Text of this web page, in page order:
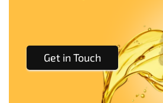
Get in Touch